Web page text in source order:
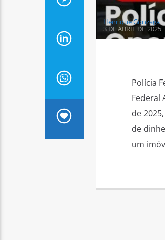
Henrique Gonzaga
3 DE ABRIL DE 2025
Polícia
Federal
de
de
um